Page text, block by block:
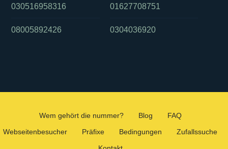
030516958316
08005892426
01627708751
0304036920
Wem gehört die nummer? Blog
FAQ
Webseitenbesucher
Präfixe Bedingungen
Zufallssuche